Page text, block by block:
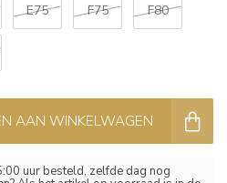
E75 F75 F80
AAN WINKELWAGEN
uur besteld, zelfde dag nog